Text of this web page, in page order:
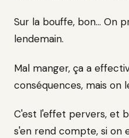
Sur la bouffe, bon... On
lendemain.
Mal manger, ça a
conséquences, mais on
C'est l'effet pervers, et
s'en rend compte, si on